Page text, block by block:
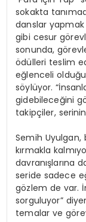
sokakta
danslar yapmak
gibi cesur
sonunda,
ödülleri teslim
eğlenceli olduğu
söylüyor.
gidebileceğini
takipçiler,
Semih Uyulgan,
kırmakla
davranışlarına
seride sadece
gözlem de var.
sorguluyor”
temalar ve